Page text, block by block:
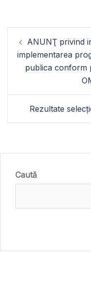
Navigare
în
articole
ANUNŢ privind
implementarea
publica conform
Rezultate
Caută